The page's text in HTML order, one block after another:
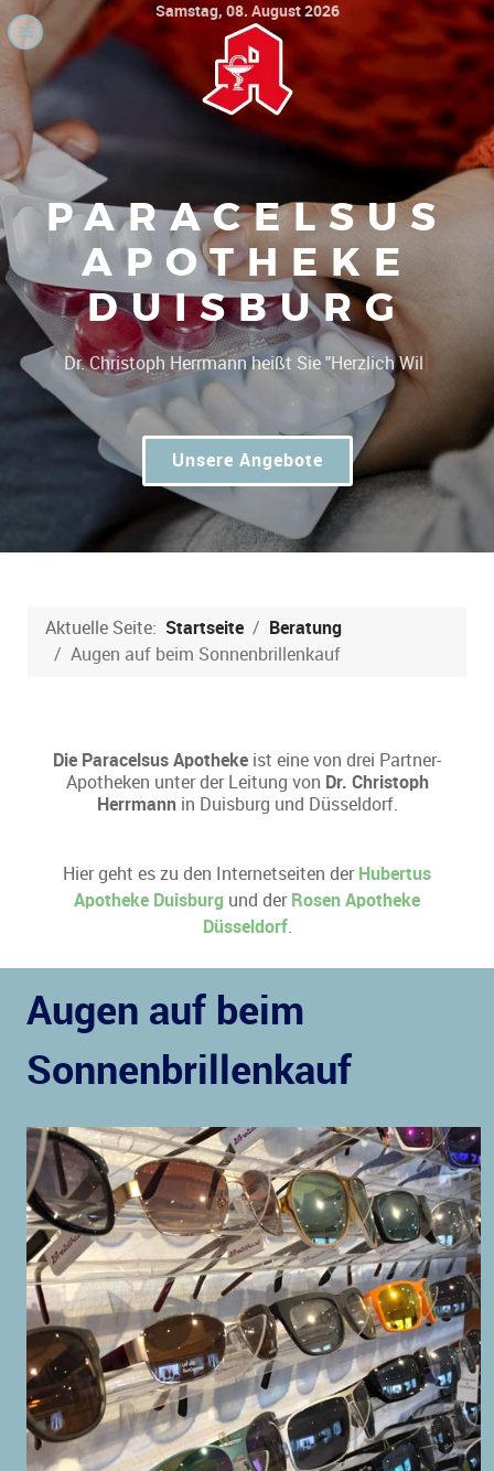
Samstag, 08. August 2026
PARACELSUS
APOTHEKE
DUISBURG
Dr.|
Unsere Angebote
Aktuelle Seite: Startseite
Beratung
Augen auf beim Sonnenbrillenkauf
Die Paracelsus Apotheke ist eine von drei Partner-
Apotheken unter der Leitung von Dr. Christoph
Herrmannin Duisburg und Düsseldorf.
Hier geht es zu den Internetseiten der Hubertus
Apotheke Duisburg und der Rosen Apotheke
Düsseldorf.
Augen auf beim
Sonnenbrillenkauf